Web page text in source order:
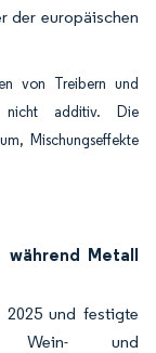
der europäischen
von Treibern und
nicht additiv. Die
Mischungseffekte
Metall
und festigte
Wein- und